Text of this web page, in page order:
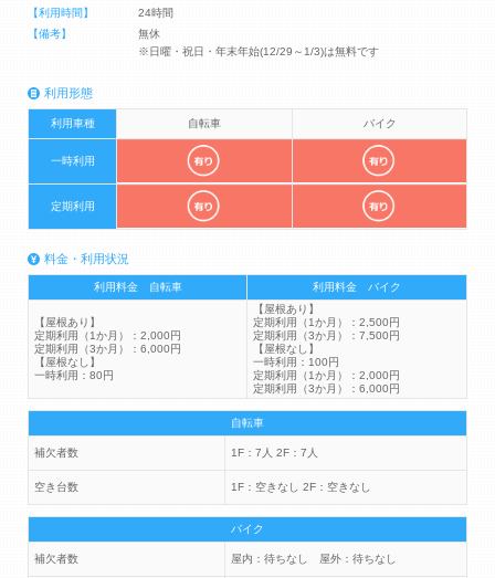
【利用時間】
24時間
【備考】
無休
※日曜・祝日・年末年始(12/29～1/3)は無料です
利用形態
利用車種 自転車 バイク
一時利用
定期利用
料金・利用状況
利用料金 自転車 利用料金 バイク
【屋根あり】
定期利用（1か月）：2,000円
定期利用（3か月）：6,000円
【屋根なし】
一時利用：80円
【屋根あり】
定期利用（1か月）：2,500円
定期利用（3か月）：7,500円
【屋根なし】
一時利用：100円
定期利用（1か月）：2,000円
定期利用（3か月）：6,000円
自転車
補欠者数 1F：7人 2F：7人
空き台数 1F：空きなし 2F：空きなし
バイク
補欠者数 屋内：待ちなし 屋外：待ちなし